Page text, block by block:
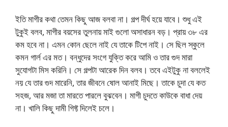
ইতি মাগীর কথা তেমন কিছু আজ বলবা না। গল্প দীর্ঘ হয়ে যাবে। শুধু এই
টুকুই বলব, মাগীর বয়সের তুলনায় মাই গুলো অসাধারন বড়। প্রায় ৩৮ এর
কম হবে না। এমন কোন ছেলে নাই যে তাকে টিপে নাই। সে ছিল স্কুলে
কমন গার্ল এর মত। বন্ধুদের সংগে যুক্তি করে আমি ও তার গুদ মারা
সুযোগটা মিস করিনি। সে গল্পটা আরেক দিন বলব। তবে এইটুকু না বললেই
নয় যে তার গুদ মারেনি, তার জীবনে ষোল আনাই মিছে। তাকে চুদা যে কত
সহজ, আর মজা তা মারতে পারলে বুঝবেন। মাগী চুদতে কাউকে বাধা দেয়
না। খালি কিছু দামী গিফ্ট দিলেই চলে।